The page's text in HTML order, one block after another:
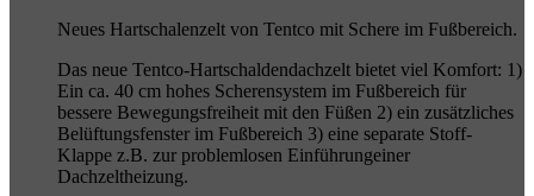
Neues Hartschalenzelt von Tentco mit Schere im Fußbereich.
Das neue Tentco-Hartschaldendachzelt bietet viel Komfort: 1)
Ein ca. 40 cm hohes Scherensystem im Fußbereich für
bessere Bewegungsfreiheit mit den Füßen 2) ein zusätzliches
Belüftungsfenster im Fußbereich 3) eine separate Stoff-
Klappe z.B. zur problemlosen Einführungeiner
Dachzeltheizung.